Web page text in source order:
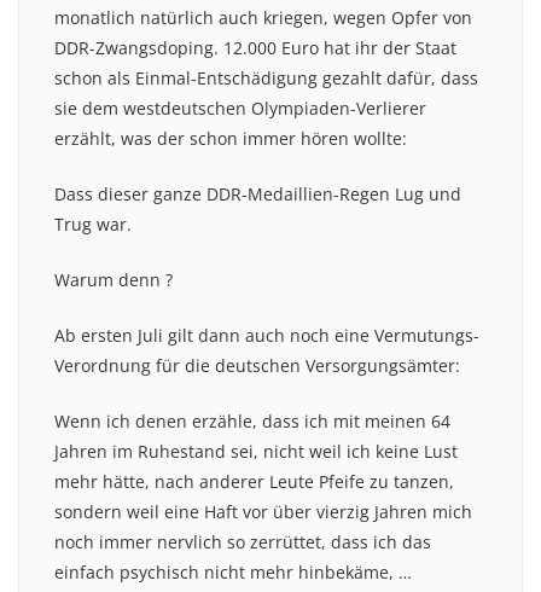
monatlich natürlich auch kriegen, wegen Opfer von
DDR-Zwangsdoping. 12.000 Euro hat ihr der Staat
schon als Einmal-Entschädigung gezahlt dafür, dass
sie dem westdeutschen Olympiaden-Verlierer
erzählt, was der schon immer hören wollte:
Dass dieser ganze DDR-Medaillien-Regen Lug und
Trug war.
Warum denn ?
Ab ersten Juli gilt dann auch noch eine Vermutungs-
Verordnung für die deutschen Versorgungsämter:
Wenn ich denen erzähle, dass ich mit meinen 64
Jahren im Ruhestand sei, nicht weil ich keine Lust
mehr hätte, nach anderer Leute Pfeife zu tanzen,
sondern weil eine Haft vor über vierzig Jahren mich
noch immer nervlich so zerrüttet, dass ich das
einfach psychisch nicht mehr hinbekäme, …